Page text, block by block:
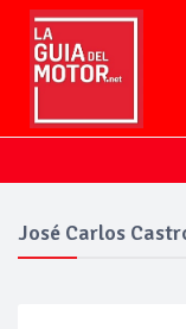
José Carlos